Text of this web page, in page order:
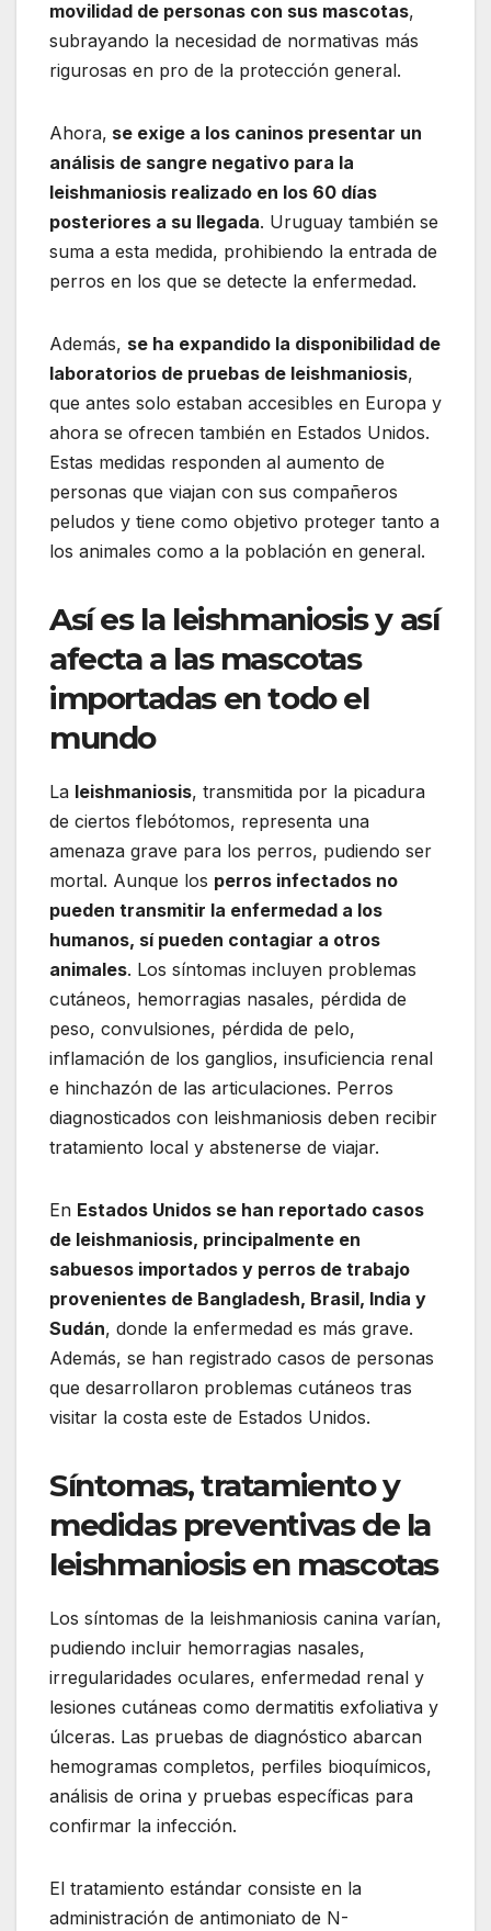
movilidad de personas con sus mascotas,
subrayando la necesidad de normativas más
rigurosas en pro de la protección general.
Ahora, se exige a los caninos presentar un
análisis de sangre negativo para la
leishmaniosis realizado en los 60 días
posteriores a su llegada. Uruguay también se
suma a esta medida, prohibiendo la entrada de
perros en los que se detecte la enfermedad.
Además, se ha expandido la disponibilidad de
laboratorios de pruebas de leishmaniosis,
que antes solo estaban accesibles en Europa y
ahora se ofrecen también en Estados Unidos.
Estas medidas responden al aumento de
personas que viajan con sus compañeros
peludos y tiene como objetivo proteger tanto a
los animales como a la población en general.
Así es la leishmaniosis y así
afecta a las mascotas
importadas en todo el
mundo
La leishmaniosis, transmitida por la picadura
de ciertos flebótomos, representa una
amenaza grave para los perros, pudiendo ser
mortal. Aunque los perros infectados no
pueden transmitir la enfermedad a los
humanos, sí pueden contagiar a otros
animales. Los síntomas incluyen problemas
cutáneos, hemorragias nasales, pérdida de
peso, convulsiones, pérdida de pelo,
inflamación de los ganglios, insuficiencia renal
e hinchazón de las articulaciones. Perros
diagnosticados con leishmaniosis deben recibir
tratamiento local y abstenerse de viajar.
En Estados Unidos se han reportado casos
de leishmaniosis, principalmente en
sabuesos importados y perros de trabajo
provenientes de Bangladesh, Brasil, India y
Sudán, donde la enfermedad es más grave.
Además, se han registrado casos de personas
que desarrollaron problemas cutáneos tras
visitar la costa este de Estados Unidos.
Síntomas, tratamiento y
medidas preventivas de la
leishmaniosis en mascotas
Los síntomas de la leishmaniosis canina varían,
pudiendo incluir hemorragias nasales,
irregularidades oculares, enfermedad renal y
lesiones cutáneas como dermatitis exfoliativa y
úlceras. Las pruebas de diagnóstico abarcan
hemogramas completos, perfiles bioquímicos,
análisis de orina y pruebas específicas para
confirmar la infección.
El tratamiento estándar consiste en la
administración de antimoniato de N-